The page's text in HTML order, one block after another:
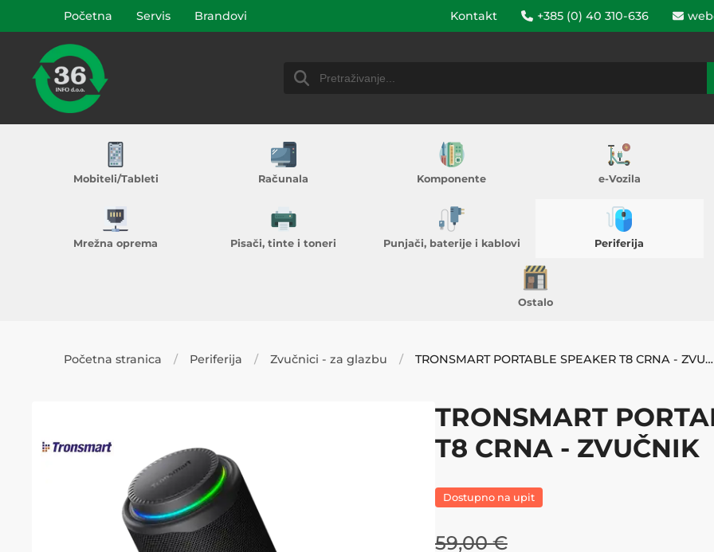
Početna Servis Brandovi Kontakt +385 (0) 40 310-636
Mobiteli/Tableti Računala Komponente e-Vozila
Mrežna oprema Pisači, tinte i toneri Punjači, baterije i kablovi Periferija
Ostalo
Početna stranica Periferija Zvučnici - za glazbu TRONSMART PORTABLE SPEAKER T8 CRNA - ZVUČNIK
TRONSMART
T8 CRNA - ZVUČNIK
Dostupno na upit
59,00 €